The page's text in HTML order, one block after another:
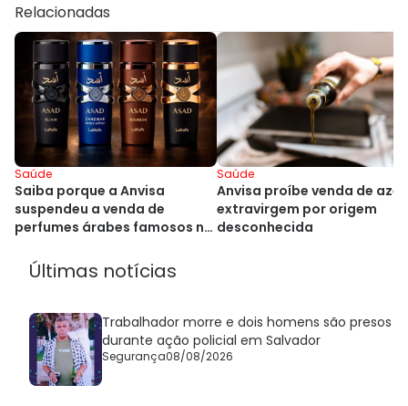
Relacionadas
Saúde
Saiba porque a Anvisa
suspendeu a venda de
perfumes árabes famosos no
Saúde
Anvisa proíbe venda de
extravirgem por origem
desconhecida
Últimas notícias
Trabalhador morre e dois homens são presos
durante ação policial em Salvador
Segurança08/08/2026